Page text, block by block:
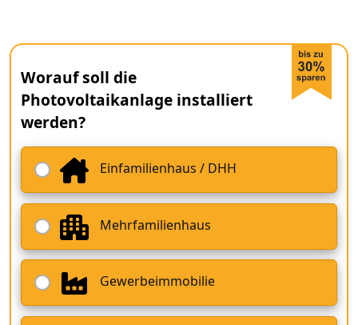
Worauf soll die
Photovoltaikanlage installiert
werden?
Einfamilienhaus / DHH
Mehrfamilienhaus
Gewerbeimmobilie